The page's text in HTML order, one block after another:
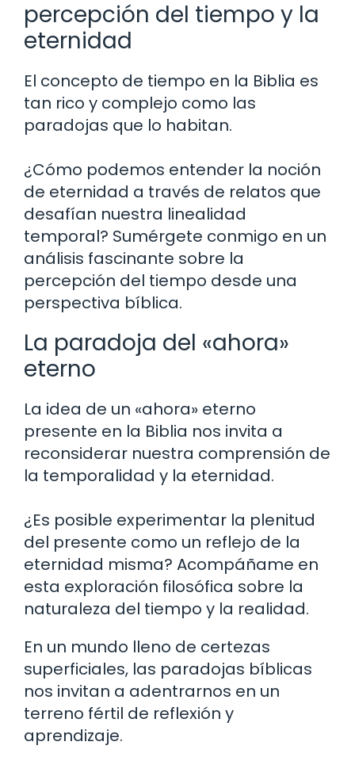
percepción del tiempo y la
eternidad
El concepto de tiempo en la Biblia es
tan rico y complejo como las
paradojas que lo habitan.
¿Cómo podemos entender la noción
de eternidad a través de relatos que
desafían nuestra linealidad
temporal? Sumérgete conmigo en un
análisis fascinante sobre la
percepción del tiempo desde una
perspectiva bíblica.
La paradoja del «ahora»
eterno
La idea de un «ahora» eterno
presente en la Biblia nos invita a
reconsiderar nuestra comprensión de
la temporalidad y la eternidad.
¿Es posible experimentar la plenitud
del presente como un reflejo de la
eternidad misma? Acompáñame en
esta exploración filosófica sobre la
naturaleza del tiempo y la realidad.
En un mundo lleno de certezas
superficiales, las paradojas bíblicas
nos invitan a adentrarnos en un
terreno fértil de reflexión y
aprendizaje.